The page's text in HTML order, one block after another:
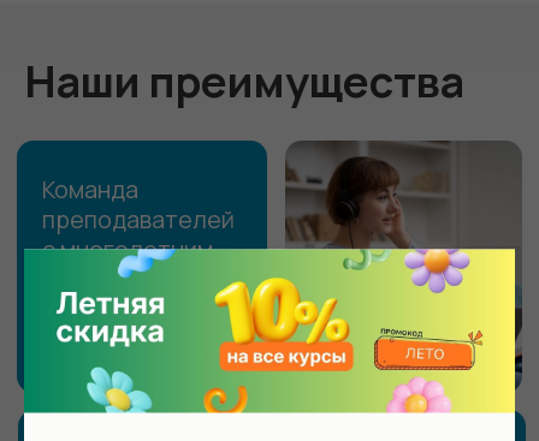
Наши преимущества